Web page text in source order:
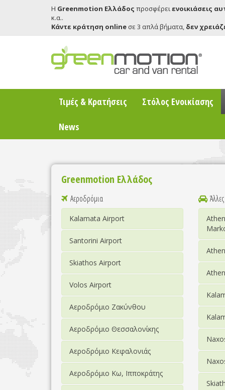
Η Greenmotion Ελλάδος προσφέρειενοικιάσεις
κ.α..
Κάντε κράτηση online σε 3 απλά βήματα, δεν
Τιμές & Κρατήσεις Στόλος Ενοικίασης
News
Greenmotion Ελλάδος
Αεροδρόμια
Kalamata Airport
Santorini Airport
Skiathos Airport
Volos Airport
Αεροδρόμιο Ζακύνθου
Αεροδρόμιο Θεσσαλονίκης
Αεροδρόμιο Κεφαλονιάς
Αεροδρόμιο Κω, Ιπποκράτης